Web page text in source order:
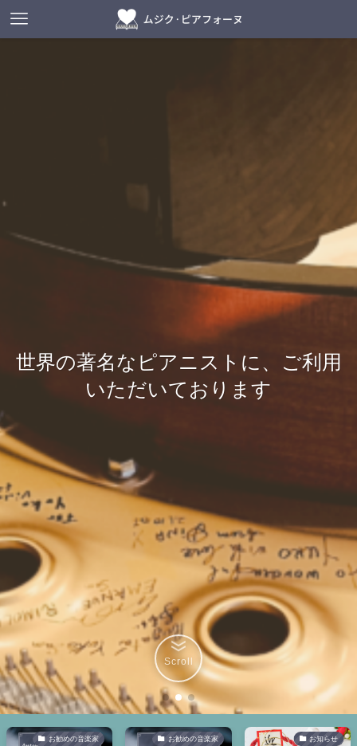
演奏者と近い距離で、音の響きを感
じてみませんか
閑静な住宅街にある、大人の隠れ家
のような小ホール
世界の著名なピアニストに、ご利用
いただいております
演奏者と近い距離で、音の響きを感
じてみませんか
Scroll
家 お勧めの音楽家 お知らせ お勧めの音